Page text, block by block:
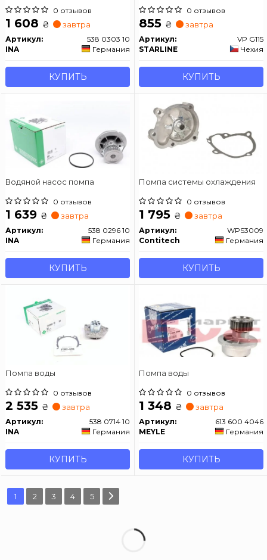
0 отзывов
1 608 ₴ завтра
Артикул:
538 0303 10
INA
Германия
КУПИТЬ
0 отзывов
855 ₴ завтра
Артикул:
VP G115
STARLINE
Чехия
КУПИТЬ
Водяной насос помпа
0 отзывов
1 639 ₴ завтра
Артикул:
538 0296 10
INA
Германия
КУПИТЬ
Помпа системы охлаждения
0 отзывов
1 795 ₴ завтра
Артикул:
WPS3009
Contitech
Германия
КУПИТЬ
Помпа воды
0 отзывов
2 535 ₴ завтра
Артикул:
538 0714 10
INA
Германия
КУПИТЬ
Помпа воды
0 отзывов
1 348 ₴ завтра
Артикул:
613 600 4046
MEYLE
Германия
КУПИТЬ
1 2 3 4 5